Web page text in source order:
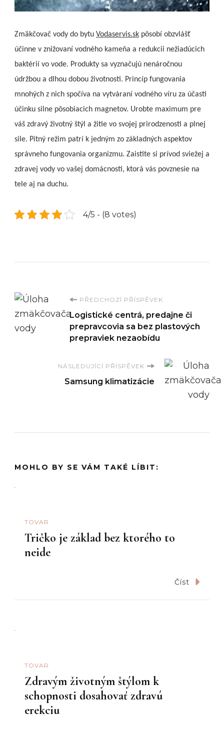
Zmäkčovač vody do bytu Vodaservis.sk pôsobí obzvlášť
účinne v znižovaní vodného kameňa a redukcii nežiadúcich
baktérií vo vode. Produkty sa vyznačujú nenáročnou
údržbou a dlhou dobou životnosti. Princíp fungovania
mnohých z nich spočíva na vytváraní vodného víru za účasti
účinku silne pôsobiacich magnetov. Urobte maximum pre
váš zdravý životný štýl a žitie vo svojej prirodzenosti a plnej
sile. Pitný režim patrí k jedným zo základných aspektov
správneho fungovania organizmu. Zaistite si prívod sviežej a
zdravej vody vo vašej domácnosti, ktorá vás povznesie na
tele aj na duchu.
4/5 - (8 votes)
Navigace
příspěvku
PŘEDCHOZÍ PŘÍSPĚVEK
Logistické centrá, predajne či
prepravcovia sa bez plastových
prepraviek nezaobídu
NÁSLEDUJÍCÍ PŘÍSPĚVEK
Samsung klimatizácie
MOHLO BY SE VÁM TAKÉ LÍBIT:
TOVAR
Tričko je základ bez ktorého to
neide
Číst
TOVAR
Zdravým životným štýlom k
schopnosti dosahovať zdravú
erekciu